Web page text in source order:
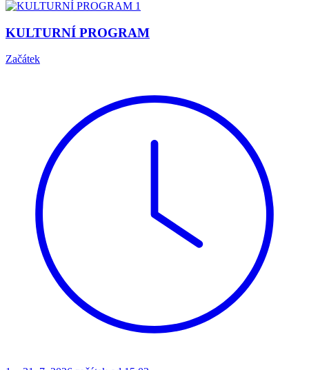
KULTURNÍ PROGRAM
Začátek